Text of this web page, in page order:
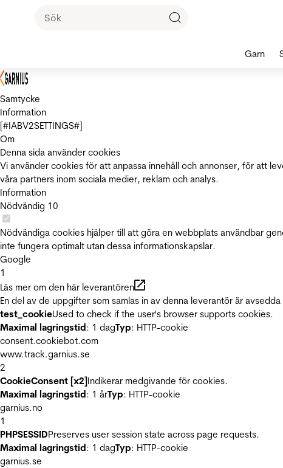
Samtycke
Information
[#IABV2SETTINGS#]
Om
Denna sida använder cookies
Vi använder cookies för att anpassa innehåll och annonser, för att
våra partners inom sociala medier, reklam och analys.
Information
Nödvändig 10
Nödvändiga cookies hjälper till att göra en webbplats användbar
inte fungera optimalt utan dessa informationskapslar.
Google
1
Läs mer om den här leverantören
En del av de uppgifter som samlas in av denna leverantör är
test_cookieUsed to check if the user's browser supports cookies.
Maximal lagringstid: 1 dagTyp: HTTP-cookie
consent.cookiebot.com
www.track.garnius.se
2
CookieConsent [x2]Indikerar medgivande för cookies.
Maximal lagringstid: 1 årTyp: HTTP-cookie
garnius.no
1
PHPSESSIDPreserves user session state across page requests.
Maximal lagringstid: 1 dagTyp: HTTP-cookie
garnius.se
Garn